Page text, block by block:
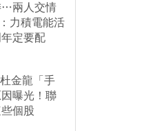
…兩人交情
力積電能活
定要配
金龍「手
曝光！聯
個股